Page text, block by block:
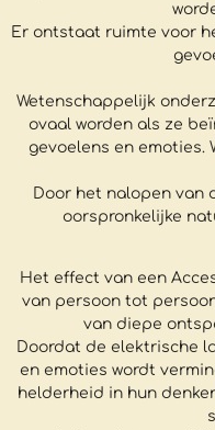
Er ontstaat ruimte voor
Wetenschappelijk
ovaal worden als ze
gevoelens en emoties.
Door het nalopen van
oorspronkelijke
Het effect van een
van persoon tot
van diepe
Doordat de elektrische
en emoties wordt
helderheid in hun